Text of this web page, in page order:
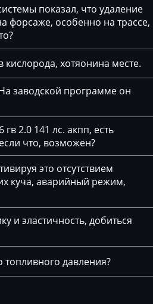
показал, что удаление
форсаже, особенно на трассе,
кислорода, хотяонина месте.
заводской программе он
2.0 141 лс. акпп, есть
что, возможен?
это отсутствием
куча, аварийный режим,
и эластичность, добиться
давления?